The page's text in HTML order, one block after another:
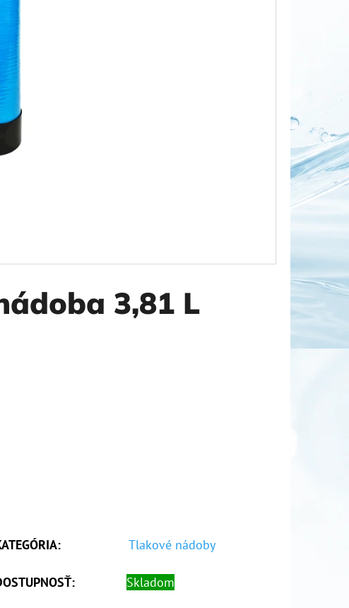
3,81 L
: Tlakové nádoby
Skladom
SENIOR DUO 1"